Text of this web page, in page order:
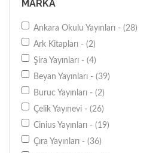
MARKA
Ankara Okulu Yayınları - (28)
Ark Kitapları - (2)
Şira Yayınları - (4)
Beyan Yayınları - (39)
Buruc Yayınları - (2)
Çelik Yayınevi - (26)
Cinius Yayınları - (19)
Çıra Yayınları - (36)